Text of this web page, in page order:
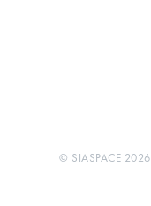
© SIASPACE 2026